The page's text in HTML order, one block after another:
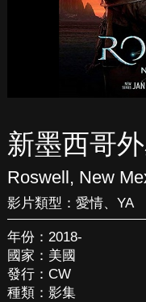
新墨西哥
Roswell, New
影片類型： 愛情、 YA
年份：2018-
國家：美國
發行：CW
種類：影集